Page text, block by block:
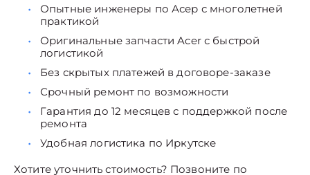
Опытные инженеры по Асер с многолетней
практикой
Оригинальные запчасти Acer с быстрой
логистикой
Без скрытых платежей в договоре-заказе
Срочный ремонт по возможности
Гарантия до 12 месяцев с поддержкой после
ремонта
Удобная логистика по Иркутске
Хотите уточнить стоимость? Позвоните по